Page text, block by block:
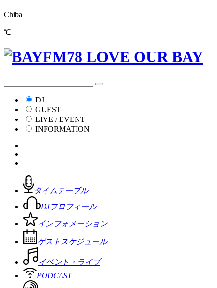
Chiba
℃
DJ
GUEST
LIVE / EVENT
INFORMATION
タイムテーブル
DJプロフィール
インフォメーション
ゲストスケジュール
イベント・ライブ
PODCAST